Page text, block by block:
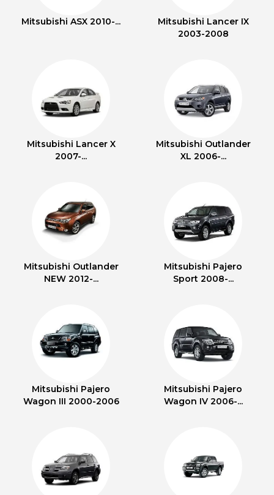
Mitsubishi ASX 2010-...
Mitsubishi Lancer IX
2003-2008
Mitsubishi Lancer X
2007-...
Mitsubishi Outlander
XL 2006-...
Mitsubishi Outlander
NEW 2012-...
Mitsubishi Pajero
Sport 2008-...
Mitsubishi Pajero
Wagon III 2000-2006
Mitsubishi Pajero
Wagon IV 2006-...